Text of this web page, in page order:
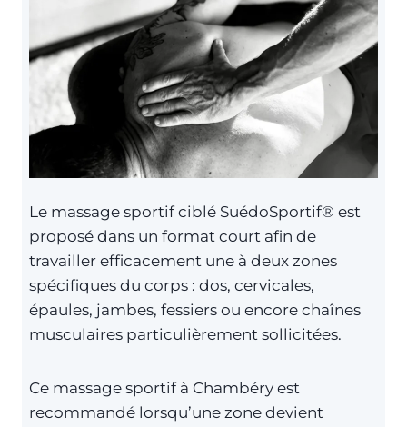
Le massage sportif ciblé SuédoSportif® est
proposé dans un format court afin de
travailler efficacement une à deux zones
spécifiques du corps : dos, cervicales,
épaules, jambes, fessiers ou encore chaînes
musculaires particulièrement sollicitées.
Ce massage sportif à Chambéry est
recommandé lorsqu’une zone devient